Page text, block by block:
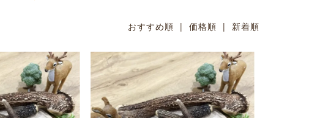
おすすめ順 | 価格順 | 新着順